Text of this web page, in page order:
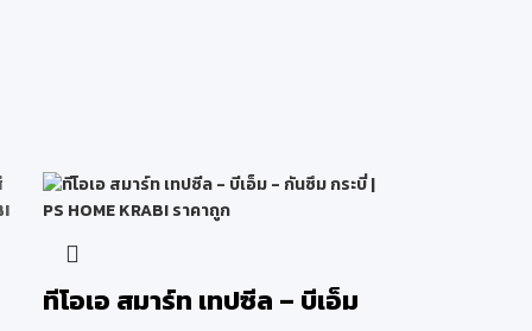
ทีโอเอ สมาร์ท เทปซีล – บีเอ็ม